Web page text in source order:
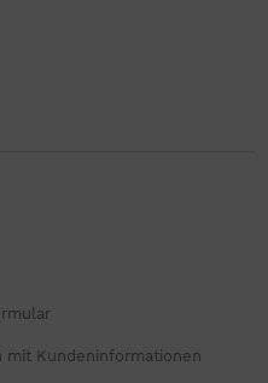
mit Kundeninformationen